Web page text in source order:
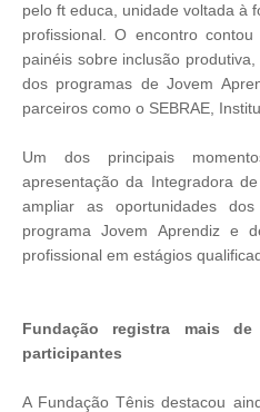
pelo ft educa, unidade voltada à
profissional. O encontro contou
painéis sobre inclusão
dos programas de Jovem
parceiros como o SEBRAE,
Um dos principais
apresentação da Integradora
ampliar as oportunidades
programa Jovem Aprendiz e
profissional em estágios
Fundação registra mais
participantes
A Fundação Tênis destacou